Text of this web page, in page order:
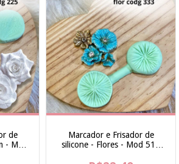
de
- Mod
Marcador e Frisador de
silicone - Flores - Mod 51 -